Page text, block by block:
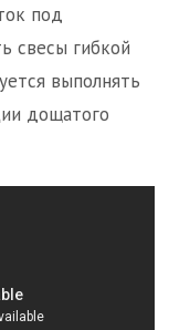
под
свесы гибкой
выполнять
дощатого